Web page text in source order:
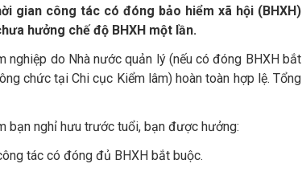
gian công tác có đóng bảo hiểm xã hội (BHXH)
hưởng chế độ BHXH một lần.
do Nhà nước quản lý (nếu có đóng BHXH bắt
chức tại Chi cục Kiểm lâm) hoàn toàn hợp lệ. Tổng
bạn nghỉ hưu trước tuổi, bạn được hưởng:
tác có đóng đủ BHXH bắt buộc.